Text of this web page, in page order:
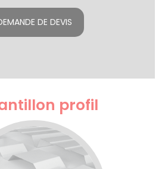
DE DEVIS
profil